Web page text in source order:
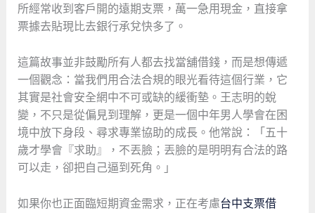
所經常收到客戶開的遠期支票，萬一急用現金，直接拿
票據去貼現比去銀行承兌快多了。
這篇故事並非鼓勵所有人都去找當舖借錢，而是想傳遞
一個觀念：當我們用合法合規的眼光看待這個行業，它
其實是社會安全網中不可或缺的緩衝墊。王志明的蛻
變，不只是從偏見到理解，更是一個中年男人學會在困
境中放下身段、尋求專業協助的成長。他常說：「五十
歲才學會『求助』，不丟臉；丟臉的是明明有合法的路
可以走，卻把自己逼到死角。」
如果你也正面臨短期資金需求，正在考慮台中支票借